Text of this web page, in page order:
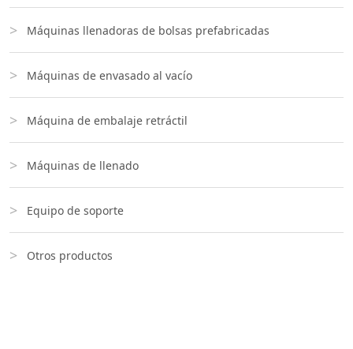
Máquinas llenadoras de bolsas prefabricadas
Máquinas de envasado al vacío
Máquina de embalaje retráctil
Máquinas de llenado
Equipo de soporte
Otros productos